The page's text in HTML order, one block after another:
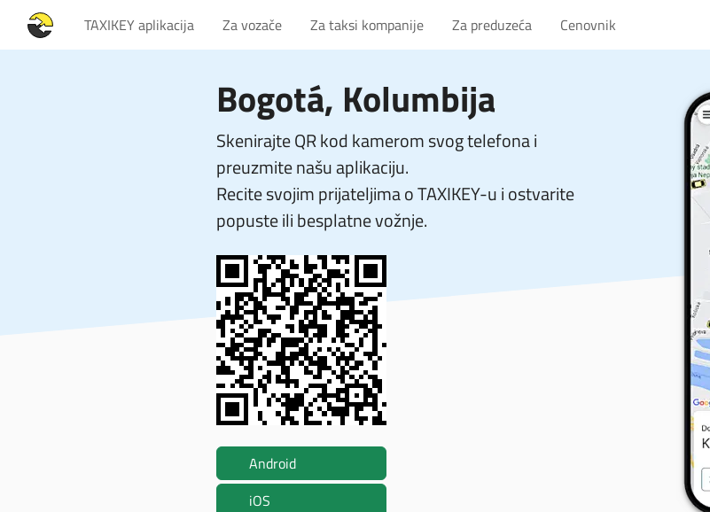
TAXIKEY aplikacija Za vozače Za taksi kompanije Za preduzeća Cenovnik
Bogotá, Kolumbija
Skenirajte QR kod kamerom svog telefona i
preuzmite našu aplikaciju.
Recite svojim prijateljima o TAXIKEY-u i ostvarite
popuste ili besplatne vožnje.
Android
iOS